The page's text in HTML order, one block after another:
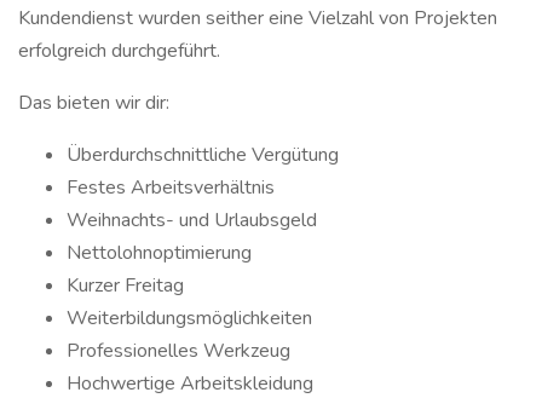
Kundendienst wurden seither eine Vielzahl von Projekten
erfolgreich durchgeführt.
Das bieten wir dir:
Überdurchschnittliche Vergütung
Festes Arbeitsverhältnis
Weihnachts- und Urlaubsgeld
Nettolohnoptimierung
Kurzer Freitag
Weiterbildungsmöglichkeiten
Professionelles Werkzeug
Hochwertige Arbeitskleidung